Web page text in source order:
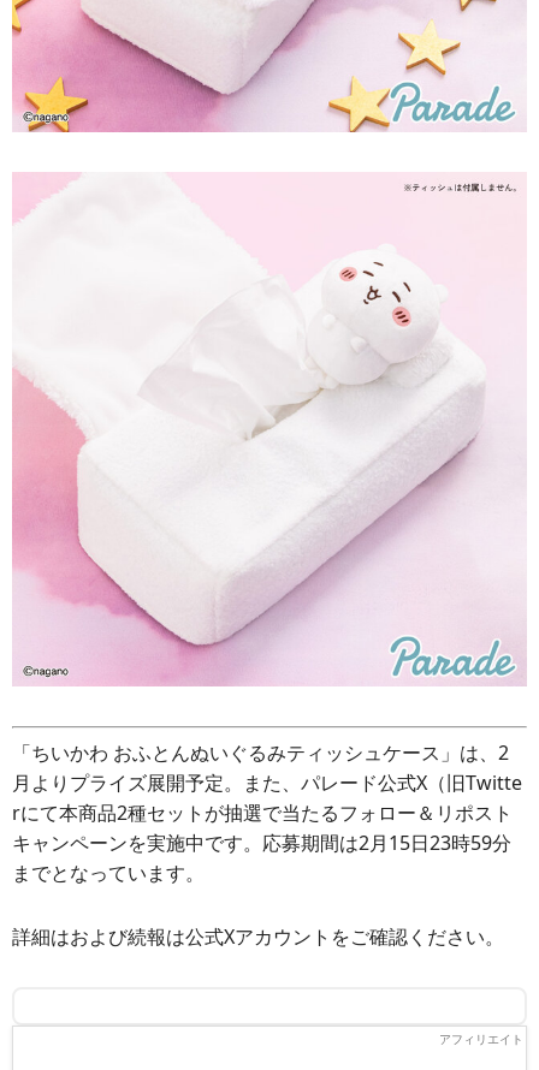
「ちいかわ おふとんぬいぐるみティッシュケース」は、2
月よりプライズ展開予定。また、パレード公式X（旧Twitte
rにて本商品2種セットが抽選で当たるフォロー＆リポスト
キャンペーンを実施中です。応募期間は2月15日23時59分
までとなっています。
詳細はおよび続報は公式Xアカウントをご確認ください。